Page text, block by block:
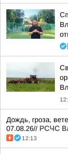
Дождь, гроза,
07.08.26// РСЧС
12:13